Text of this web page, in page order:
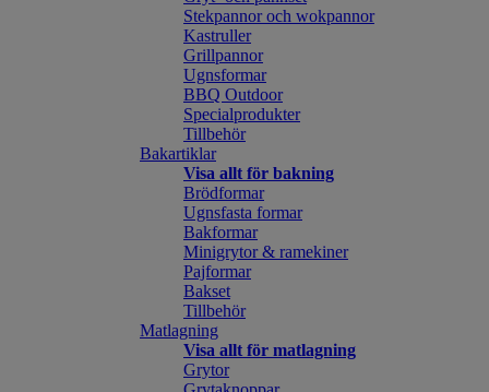
Stekpannor och wokpannor
Kastruller
Grillpannor
Ugnsformar
BBQ Outdoor
Specialprodukter
Tillbehör
Bakartiklar
Visa allt för bakning
Brödformar
Ugnsfasta formar
Bakformar
Minigrytor & ramekiner
Pajformar
Bakset
Tillbehör
Matlagning
Visa allt för matlagning
Grytor